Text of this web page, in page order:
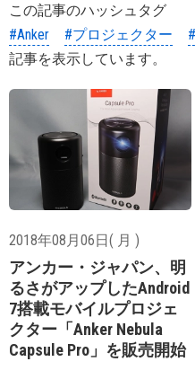
この記事のハッシュタグ
#Anker
#プロジェクター
記事を表示しています。
2018年08月06日( 月 )
アンカー・ジャパン、明
るさがアップしたAndroid
7搭載モバイルプロジェ
クター「Anker Nebula
Capsule Pro」を販売開始